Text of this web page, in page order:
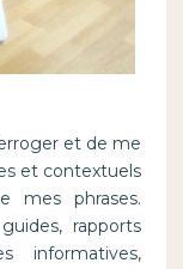
et de me
et contextuels
mes phrases.
rapports
informatives,